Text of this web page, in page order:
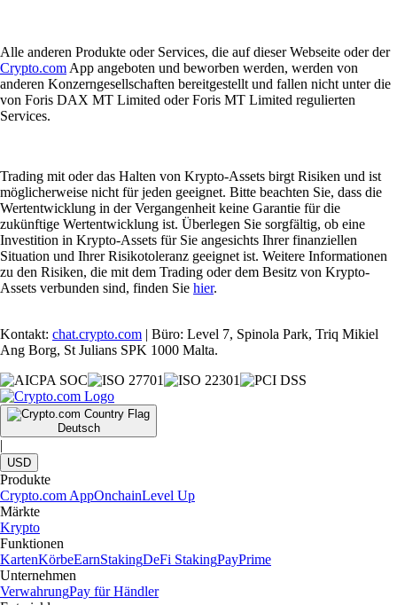
Alle anderen Produkte oder Services, die auf dieser Webseite oder der
Crypto.com App angeboten und beworben werden, werden von
anderen Konzerngesellschaften bereitgestellt und fallen nicht unter die
von Foris DAX MT Limited oder Foris MT Limited regulierten
Services.
Trading mit oder das Halten von Krypto-Assets birgt Risiken und ist
möglicherweise nicht für jeden geeignet. Bitte beachten Sie, dass die
Wertentwicklung in der Vergangenheit keine Garantie für die
zukünftige Wertentwicklung ist. Überlegen Sie sorgfältig, ob eine
Investition in Krypto-Assets für Sie angesichts Ihrer finanziellen
Situation und Ihrer Risikotoleranz geeignet ist. Weitere Informationen
zu den Risiken, die mit dem Trading oder dem Besitz von Krypto-
Assets verbunden sind, finden Sie hier.
Kontakt: chat.crypto.com | Büro: Level 7, Spinola Park, Triq Mikiel
Ang Borg, St Julians SPK 1000 Malta.
Deutsch
|
USD
Produkte
Crypto.com AppOnchainLevel Up
Märkte
Krypto
Funktionen
KartenKörbeEarnStakingDeFi StakingPayPrime
Unternehmen
VerwahrungPay für Händler